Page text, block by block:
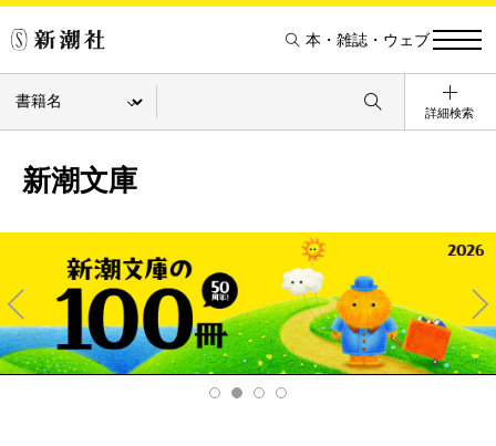
本・雑誌・ウェブ
詳細検索
新潮文庫
Pre
v
Ne
xt